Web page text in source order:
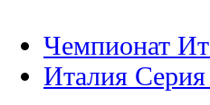
Чемпионат
Италия